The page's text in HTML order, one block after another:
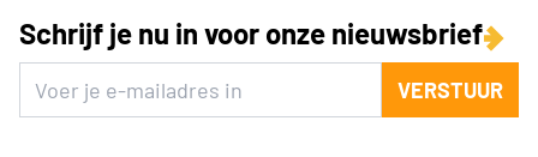
Schrijf je nu in voor onze nieuwsbrief
VERSTUUR